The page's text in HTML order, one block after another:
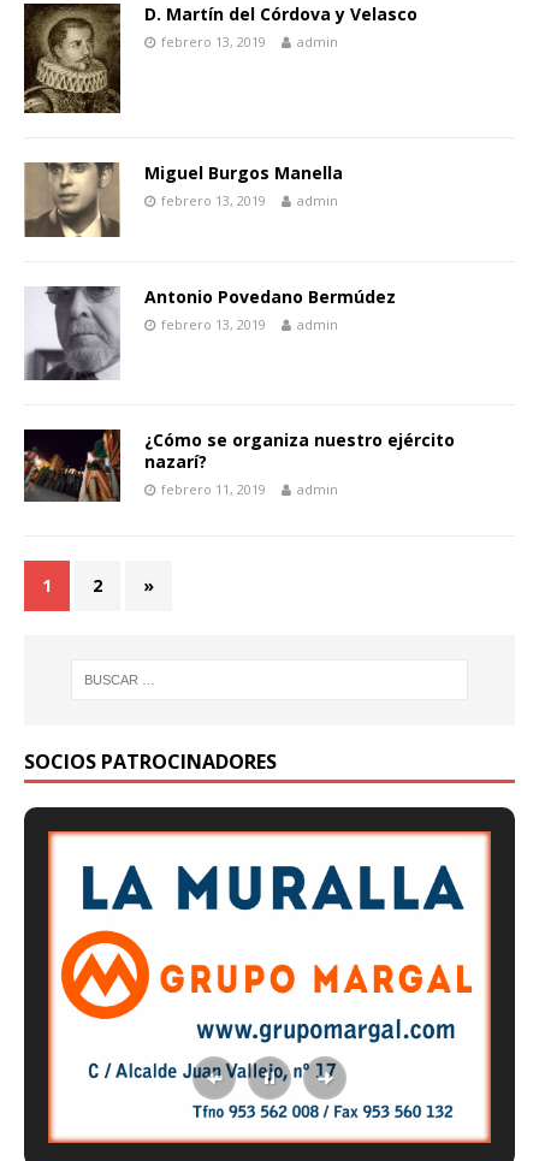
D. Martín del Córdova y Velasco
febrero 13, 2019 admin
Miguel Burgos Manella
febrero 13, 2019 admin
Antonio Povedano Bermúdez
febrero 13, 2019 admin
¿Cómo se organiza nuestro ejército
nazarí?
febrero 11, 2019 admin
1 2 »
SOCIOS PATROCINADORES